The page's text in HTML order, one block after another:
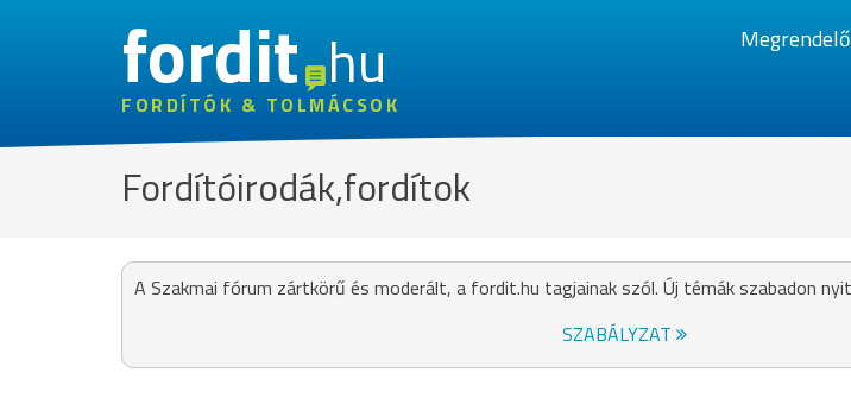
fordithu
FORDÍTÓK & TOLMÁCSOK
Fordítóirodák,fordítok
A Szakmai fórum zártkörű és moderált, a fordit.hu tagjainak szól. Új témák szabadon
SZABÁLYZAT